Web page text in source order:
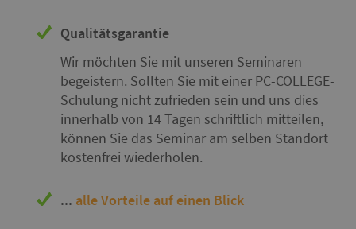
Qualitätsgarantie
Wir möchten Sie mit unseren Seminaren
begeistern. Sollten Sie mit einer PC-COLLEGE-
Schulung nicht zufrieden sein und uns dies
innerhalb von 14 Tagen schriftlich mitteilen,
können Sie das Seminar am selben Standort
kostenfrei wiederholen.
... alle Vorteile auf einen Blick